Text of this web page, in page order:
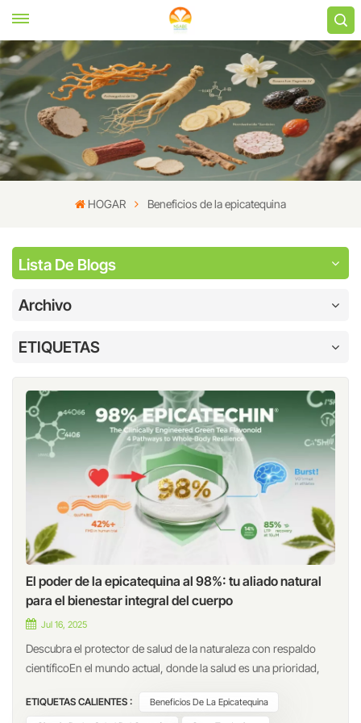
HOGAR Beneficios de la epicatequina
Lista De Blogs
Archivo
ETIQUETAS
El poder de la epicatequina al 98%: tu aliado natural
para el bienestar integral del cuerpo
Jul 16, 2025
Descubra el protector de salud de la naturaleza con respaldo
científicoEn el mundo actual, donde la salud es una prioridad,
verde (Camellia sinensis) y con una pureza rigurosamente
ETIQUETAS CALIENTES : Beneficios De La Epicatequina